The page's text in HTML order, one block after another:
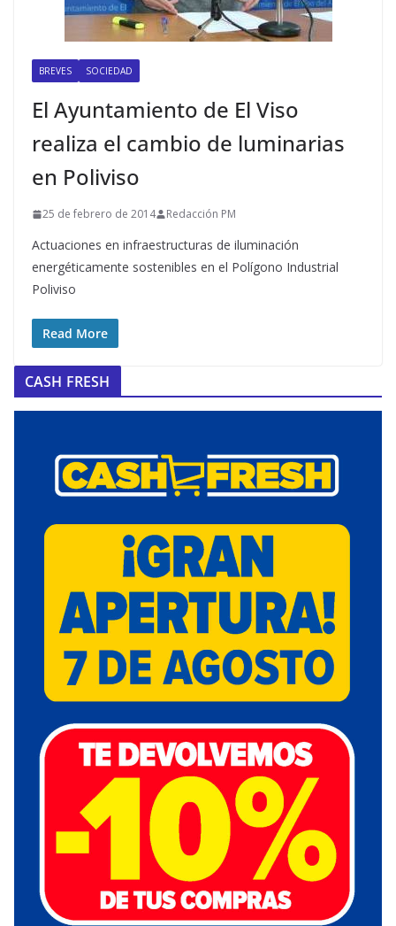
BREVES SOCIEDAD
El Ayuntamiento de El Viso
realiza el cambio de luminarias
en Poliviso
25 de febrero de 2014 Redacción PM
Actuaciones en infraestructuras de iluminación
energéticamente sostenibles en el Polígono Industrial
Poliviso
Read More
CASH FRESH